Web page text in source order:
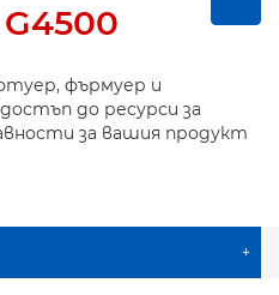
фърмуер и
до ресурси за
за вашия продукт
+